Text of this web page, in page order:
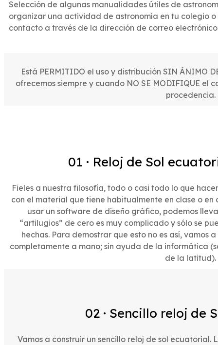
Selección de algunas manualidades útiles de
organizar una actividad de astronomía en tu colegio o
contacto a través de la dirección de correo
Está PERMITIDO el uso y distribución SIN ÁNIMO
ofrecemos siempre y cuando NO SE MODIFIQUE el
procedencia.
01 · Reloj de Sol
Fieles a nuestra filosofía, todo o casi todo lo que
con el material que tiene habitualmente en clase o
usar un software de diseño gráfico, podemos
“artilugios” de cero es muy complicado y sólo se
hechas. Para demostrar que esto no es así,
completamente a mano; sin ayuda de la informática
de la latitud).
02 · Sencillo reloj de
Vamos a construir un sencillo reloj de sol ecuatorial.